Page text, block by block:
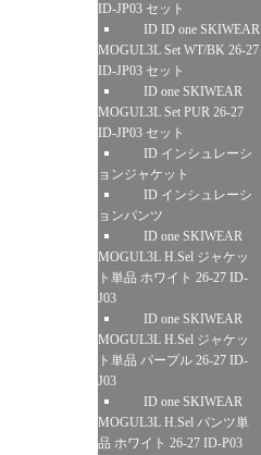
ID-JP03 セット
ID ID one SKIWEAR
MOGUL3L Set WT/BK 26-27
ID-JP03 セット
ID one SKIWEAR
MOGUL3L Set PUR 26-27
ID-JP03 セット
ID インシュレーシ
ョンジャケット
ID インシュレーシ
ョンパンツ
ID one SKIWEAR
MOGUL3L H.Sel ジャケッ
ト単品 ホワイト 26-27 ID-
J03
ID one SKIWEAR
MOGUL3L H.Sel ジャケッ
ト単品 パープル 26-27 ID-
J03
ID one SKIWEAR
MOGUL3L H.Sel パンツ単
品 ホワイト 26-27 ID-P03